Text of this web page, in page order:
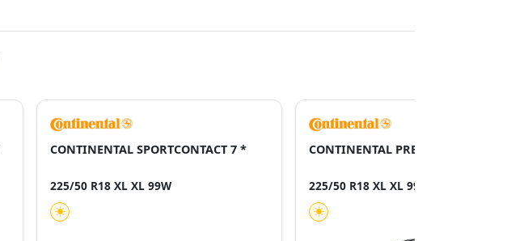
CONTINENTAL SPORTCONTACT 7 *
225/50 R18 XL XL 99W
CONTINENTAL
225/50 R18 XL XL 99W